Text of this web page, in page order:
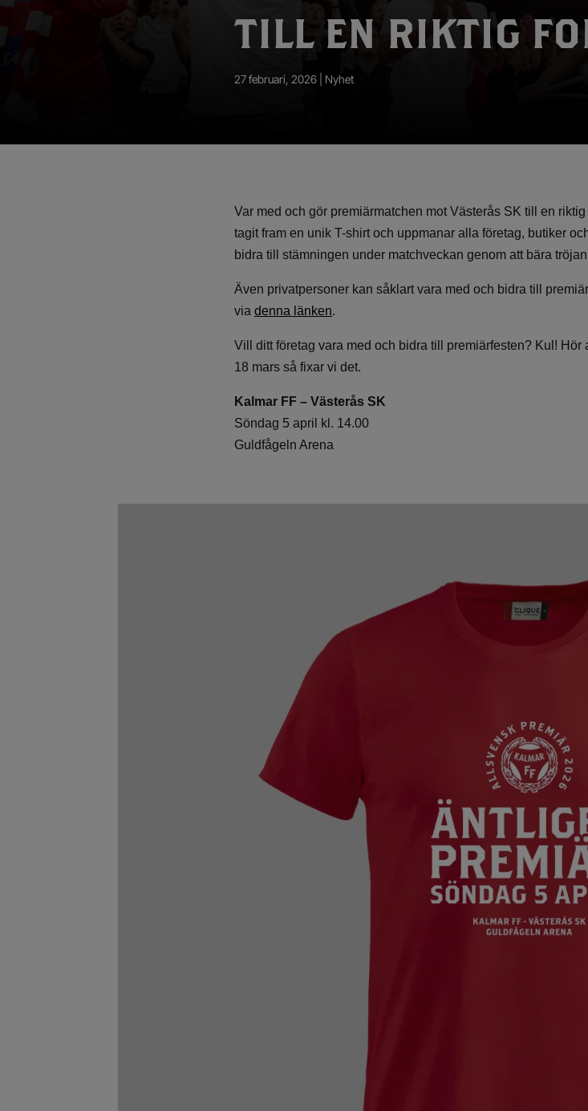
TILL EN RIKTIG
27 februari, 2026 | Nyhet
Var med och gör premiärmatchen mot Västerås SK till en
tagit fram en unik T-shirt och uppmanar alla företag, butiker
bidra till stämningen under matchveckan genom att bära
Även privatpersoner kan såklart vara med och bidra till
via denna länken.
Vill ditt företag vara med och bidra till premiärfesten? Kul! Hör
18 mars så fixar vi det.
Kalmar FF – Västerås SK
Söndag 5 april kl. 14.00
Guldfågeln Arena